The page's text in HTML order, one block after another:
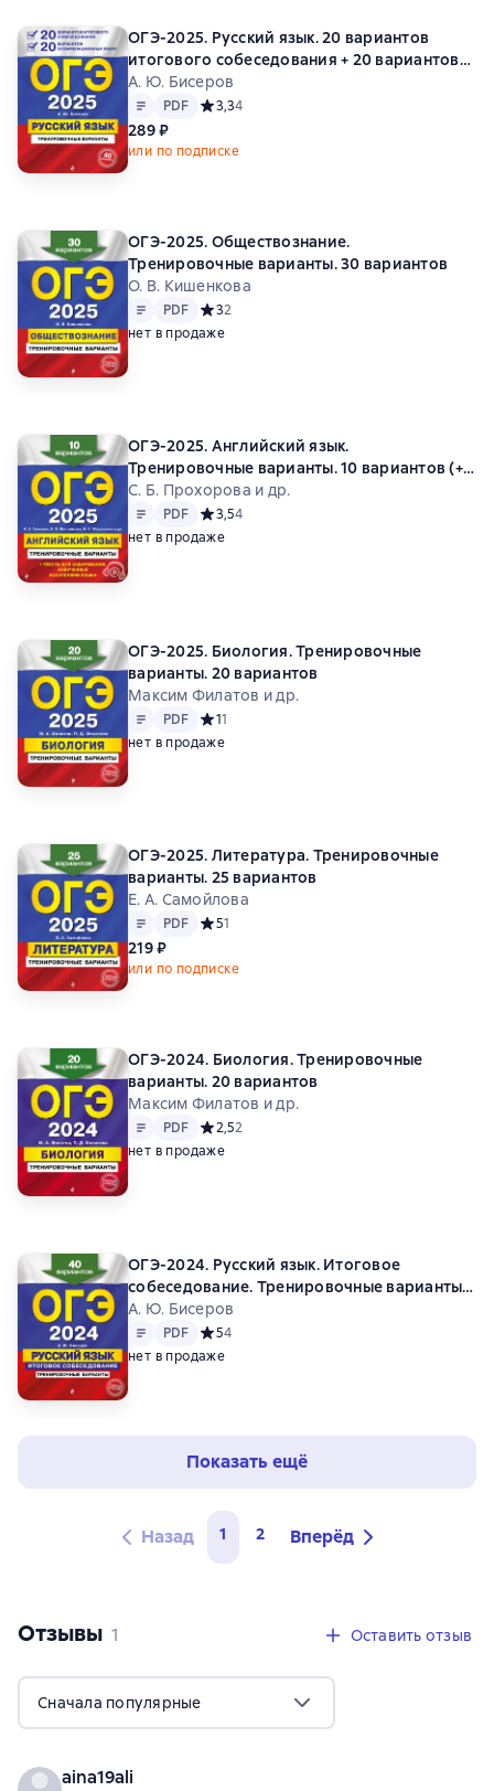
ОГЭ-2025. Русский язык. 20 вариантов
итогового собеседования + 20 вариантов
экзаменационных работ
А. Ю. Бисеров
Текст PDF
PDF Средний рейтинг 3,3 на основе 4 оценок
3,34
289 ₽
или по подписке
ОГЭ-2025. Обществознание.
Тренировочные варианты. 30 вариантов
О. В. Кишенкова
Текст PDF
PDF Средний рейтинг 3 на основе 2 оценок
32
нет в продаже
ОГЭ-2025. Английский язык.
Тренировочные варианты. 10 вариантов (+
аудиоматериалы)
С. Б. Прохорова и др.
Текст PDF
PDF Средний рейтинг 3,5 на основе 4 оценок
3,54
нет в продаже
ОГЭ-2025. Биология. Тренировочные
варианты. 20 вариантов
Максим Филатов и др.
Текст PDF
PDF Средний рейтинг 1 на основе 1 оценок
11
нет в продаже
ОГЭ-2025. Литература. Тренировочные
варианты. 25 вариантов
Е. А. Самойлова
Текст PDF
PDF Средний рейтинг 5 на основе 1 оценок
51
219 ₽
или по подписке
ОГЭ-2024. Биология. Тренировочные
варианты. 20 вариантов
Максим Филатов и др.
Текст PDF
PDF Средний рейтинг 2,5 на основе 2 оценок
2,52
нет в продаже
ОГЭ-2024. Русский язык. Итоговое
собеседование. Тренировочные варианты.
40 вариантов
А. Ю. Бисеров
Текст PDF
PDF Средний рейтинг 5 на основе 4 оценок
54
нет в продаже
Показать ещё
Назад 1 2 Вперёд
Отзывы 1 отзыв
1 Оставить отзыв
Сначала популярные
aina19ali